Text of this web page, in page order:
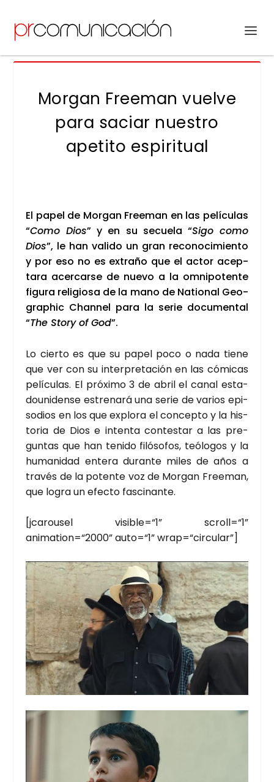
Morgan Freeman vuelve
para saciar nuestro
apetito espiritual
El papel de Mor­gan Free­man en las pelí­cu­las
“Como Dios” y en su secue­la “Sigo como
Dios”, le han vali­do un gran reco­no­ci­mien­to
y por eso no es extra­ño que el actor acep­
ta­ra acer­car­se de nue­vo a la omni­po­ten­te
figu­ra reli­gio­sa de la mano de Natio­nal Geo­
graphic Chan­nel para la serie docu­men­tal
“The Story of God”.
Lo cier­to es que su papel poco o nada tie­ne
que ver con su inter­pre­ta­ción en las cómi­cas
pelí­cu­las. El pró­xi­mo 3 de abril el canal esta­
dou­ni­den­se estre­na­rá una serie de varios epi­
so­dios en los que explo­ra el con­cep­to y la his­
to­ria de Dios e inten­ta con­tes­tar a las pre­
gun­tas que han teni­do filó­so­fos, teó­lo­gos y la
huma­ni­dad ente­ra duran­te miles de años a
tra­vés de la poten­te voz de Mor­gan Free­man,
que logra un efec­to fas­ci­nan­te.
[jca­rou­sel visible=“1” scroll=“1”
animation=“2000” auto=“1” wrap=“circular”]